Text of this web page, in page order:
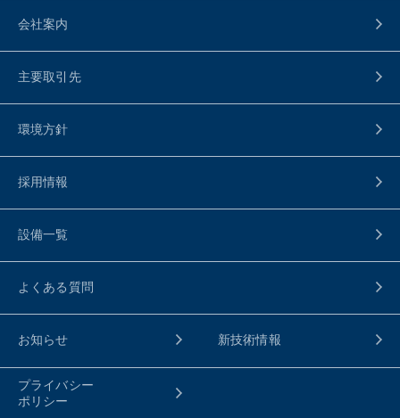
会社案内
主要取引先
環境方針
採用情報
設備一覧
よくある質問
お知らせ 新技術情報
プライバシー
ポリシー